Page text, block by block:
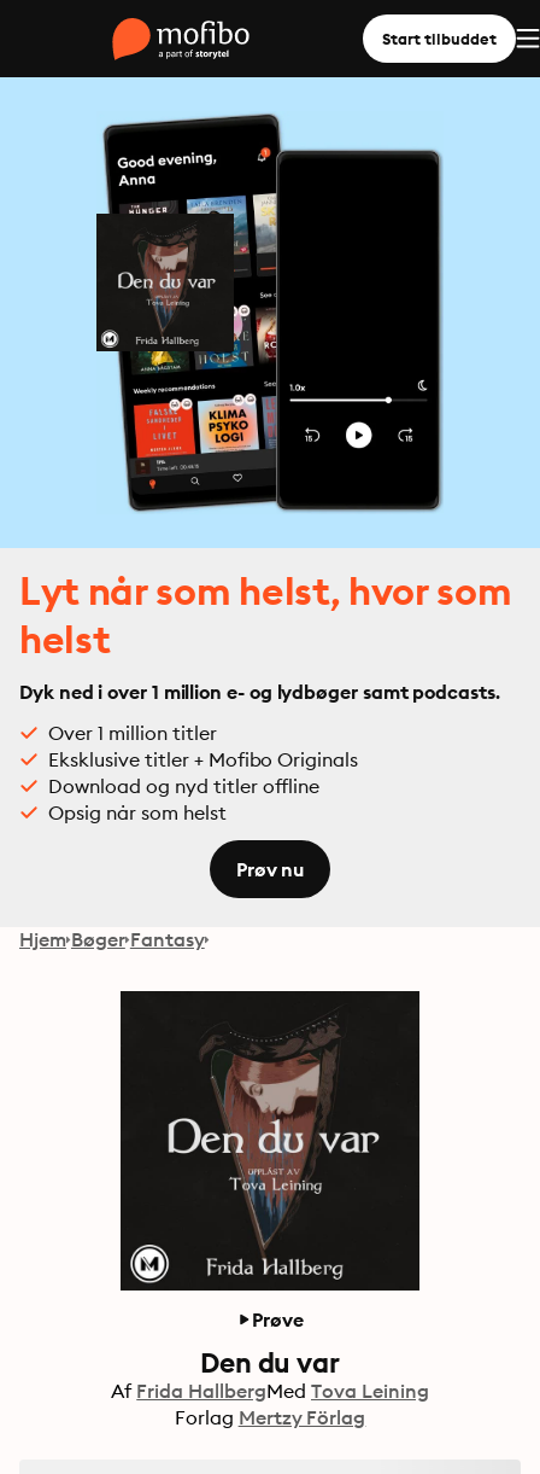
Start tilbuddet
Lyt når som helst, hvor som
helst
Dyk ned i over 1 million e- og lydbøger samt podcasts.
Over 1 million titler
Eksklusive titler + Mofibo Originals
Download og nyd titler offline
Opsig når som helst
Prøv nu
Hjem Bøger Fantasy
Prøve
Den du var
Af Frida HallbergMed Tova Leining
Forlag Mertzy Förlag